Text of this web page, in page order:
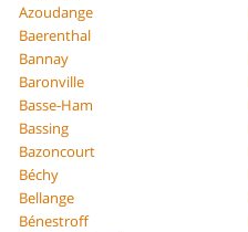
Azoudange
Baerenthal
Bannay
Baronville
Basse-Ham
Bassing
Bazoncourt
Béchy
Bellange
Bénestroff